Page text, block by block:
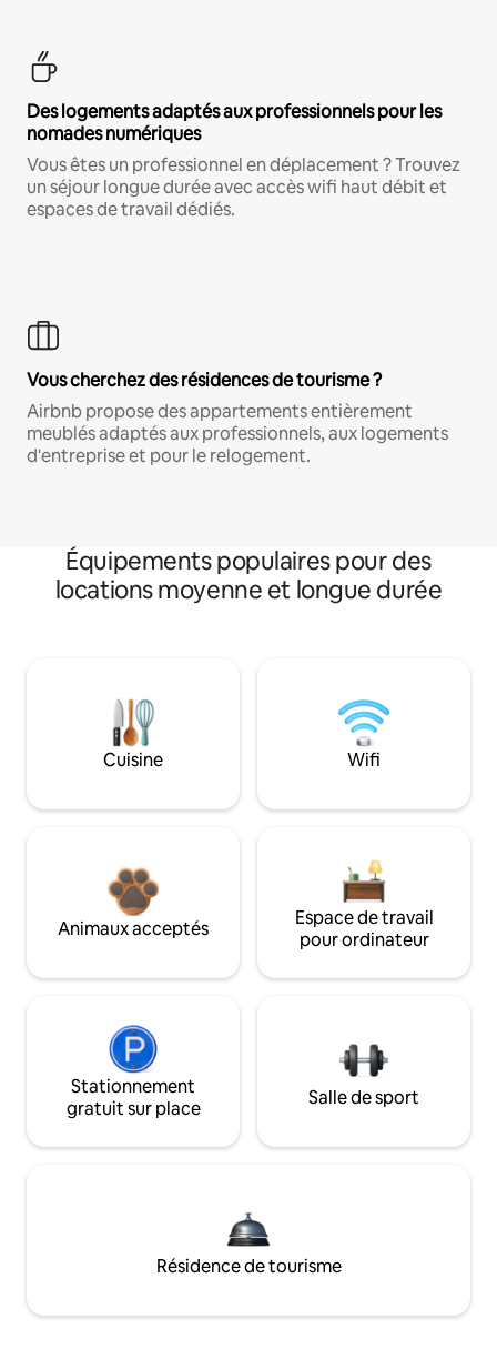
Des logements adaptés aux professionnels pour les
nomades numériques
Vous êtes un professionnel en déplacement ? Trouvez
un séjour longue durée avec accès wifi haut débit et
espaces de travail dédiés.
Vous cherchez des résidences de tourisme ?
Airbnb propose des appartements entièrement
meublés adaptés aux professionnels, aux logements
d'entreprise et pour le relogement.
Équipements populaires pour des
locations moyenne et longue durée
Cuisine Wifi
Animaux acceptés
Espace de travail
pour ordinateur
Stationnement
gratuit sur place
Salle de sport
Résidence de tourisme